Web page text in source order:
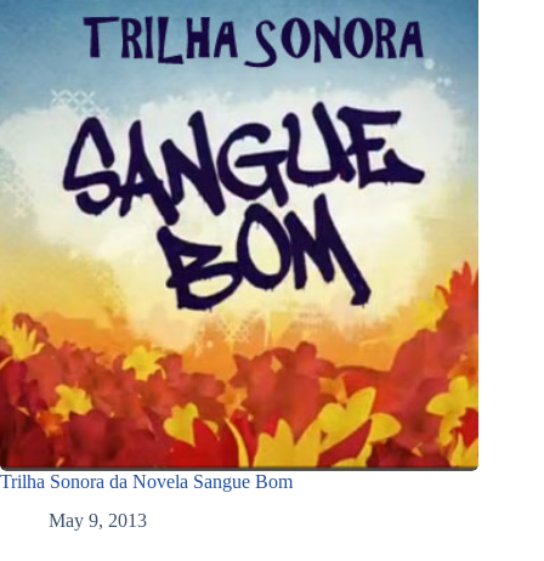
Trilha Sonora da Novela Sangue Bom
May 9, 2013